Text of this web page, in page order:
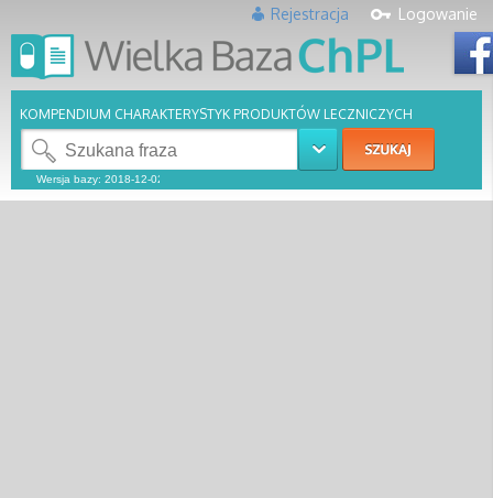
Logowanie
Rejestracja
KOMPENDIUM CHARAKTERYSTYK PRODUKTÓW LECZNICZYCH